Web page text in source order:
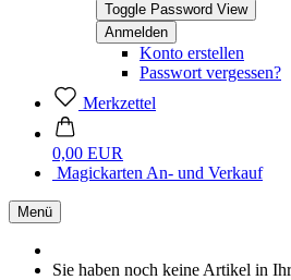
Toggle Password View
Konto erstellen
Passwort vergessen?
Merkzettel
0,00 EUR
Magickarten An- und Verkauf
Menü
Sie haben noch keine Artikel in